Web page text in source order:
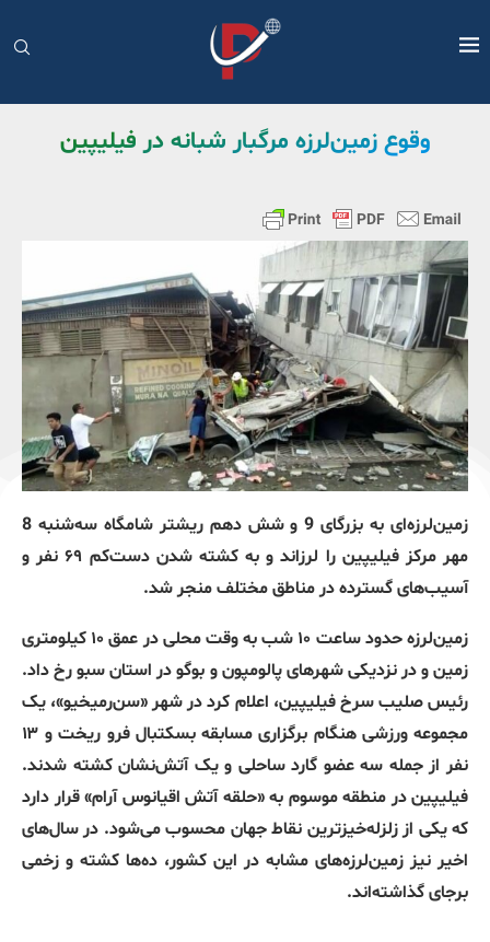
وقوع زمین‌لرزه مرگبار شبانه در فیلیپین
زمین‌لرزه‌ای به بزرگای 9 و شش دهم ریشتر شامگاه سه‌شنبه 8
مهر مرکز فیلیپین را لرزاند و به کشته‌ شدن دست‌کم ۶۹ نفر و
آسیب‌های گسترده در مناطق مختلف منجر شد.
زمین‌لرزه حدود ساعت ۱۰ شب به وقت محلی در عمق ۱۰ کیلومتری
زمین و در نزدیکی شهرهای پالومپون و بوگو در استان سبو رخ داد.
رئیس صلیب سرخ فیلیپین، اعلام کرد در شهر «سن‌رمیخیو»، یک
مجموعه ورزشی هنگام برگزاری مسابقه بسکتبال فرو ریخت و ۱۳
نفر از جمله سه عضو گارد ساحلی و یک آتش‌نشان کشته شدند.
فیلیپین در منطقه موسوم به «حلقه آتش اقیانوس آرام» قرار دارد
که یکی از زلزله‌خیزترین نقاط جهان محسوب می‌شود. در سال‌های
اخیر نیز زمین‌لرزه‌های مشابه در این کشور، ده‌ها کشته و زخمی
برجای گذاشته‌اند.